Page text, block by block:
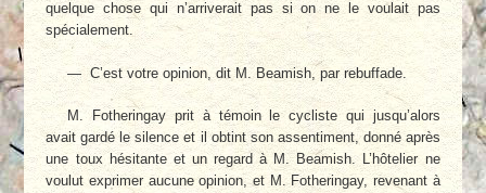
quelque chose qui n’arriverait pas si on ne le voulait pas
spécialement.
— C’est votre opinion, dit M. Beamish, par rebuffade.
M. Fotheringay prit à témoin le cycliste qui jusqu’alors
avait gardé le silence et il obtint son assentiment, donné après
une toux hési­tante et un regard à M. Beamish. L’hôtelier ne
voulut exprimer aucune opinion, et M. Fothe­ringay, revenant à